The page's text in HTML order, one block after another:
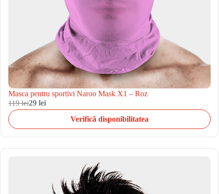
Masca pentru sportivi Naroo Mask X1 – Roz
119 lei29 lei
Verifică disponibilitatea